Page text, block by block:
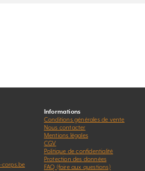
corps.be
Informations
Conditions générales de vente
Nous contacter
Mentions légales
CGV
Politique de confidentialité
Protection des données
FAQ (foire aux questions)